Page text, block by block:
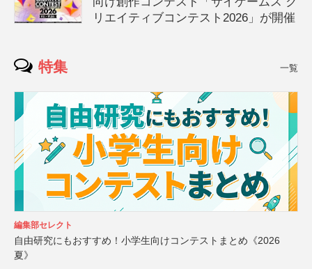
リエイティブコンテスト2026」が開催
特集 一覧
編集部セレクト
自由研究にもおすすめ！小学生向けコンテストまとめ《2026
夏》